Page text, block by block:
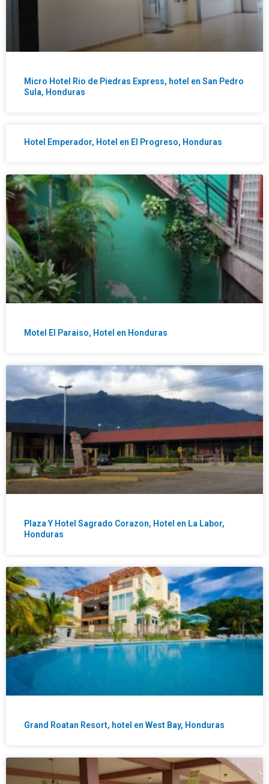
Micro Hotel Rio de Piedras Express, hotel en San Pedro
Sula, Honduras
Hotel Emperador, Hotel en El Progreso, Honduras
Motel El Paraiso, Hotel en Honduras
Plaza Y Hotel Sagrado Corazon, Hotel en La Labor,
Honduras
Grand Roatan Resort, hotel en West Bay, Honduras